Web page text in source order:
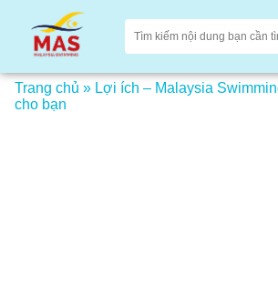
Trang chủ » Lợi ích – Malaysia
cho bạn